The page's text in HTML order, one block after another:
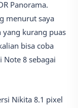
Panorama.
menurut saya
yang kurang puas
bisa coba
Note 8 sebagai
Nikita 8.1 pixel